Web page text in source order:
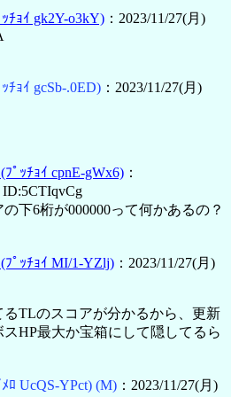
ﾁｮｲ gk2Y-o3kY) ：2023/11/27(月)
ﾁｮｲ gcSb-.0ED) ：2023/11/27(月)
(ﾌﾟｯﾁｮｲ cpnE-gWx6) ：
ID:5CTIqvCg
下6桁が000000って何かあるの？
(ﾌﾟｯﾁｮｲ MI/1-YZlj) ：2023/11/27(月)
TLのスコアが分かるから、更新
HP最大か宝箱にして隠してるら
ﾛ UcQS-YPct) (M) ：2023/11/27(月)